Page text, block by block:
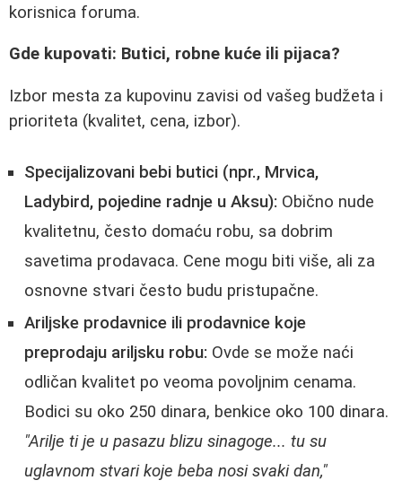
korisnica foruma.
Gde kupovati: Butici, robne kuće ili pijaca?
Izbor mesta za kupovinu zavisi od vašeg budžeta i
prioriteta (kvalitet, cena, izbor).
Specijalizovani bebi butici (npr., Mrvica,
Ladybird, pojedine radnje u Aksu): Obično nude
kvalitetnu, često domaću robu, sa dobrim
savetima prodavaca. Cene mogu biti više, ali za
osnovne stvari često budu pristupačne.
Ariljske prodavnice ili prodavnice koje
preprodaju ariljsku robu: Ovde se može naći
odličan kvalitet po veoma povoljnim cenama.
Bodici su oko 250 dinara, benkice oko 100 dinara.
"Arilje ti je u pasazu blizu sinagoge... tu su
uglavnom stvari koje beba nosi svaki dan,"